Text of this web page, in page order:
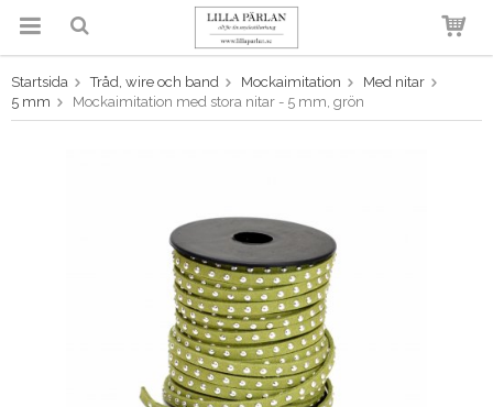
Produkten har blivit tillagd i
varukorgen
Startsida Tråd, wire och band Mockaimitation
Med nitar
5 mm
Mockaimitation med stora nitar - 5 mm, grön